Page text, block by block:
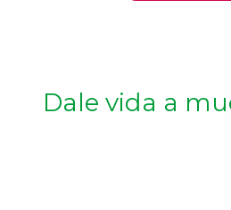
Dale vida a